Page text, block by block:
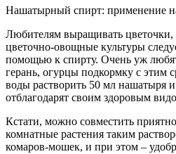
Нашатырный спирт: применение
Любителям выращивать
цветочно-овощные культуры
помощью к спирту. Очень уж
герань, огурцы подкормку с этим
воды растворить 50 мл нашатыря
отблагодарят своим здоровым
Кстати, можно совместить
комнатные растения таким
комаров-мошек, и при этом –